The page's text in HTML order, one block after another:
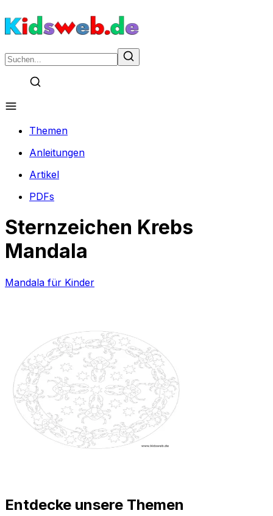
Themen
Anleitungen
Artikel
PDFs
Sternzeichen Krebs
Mandala
Mandala für Kinder
Entdecke unsere Themen